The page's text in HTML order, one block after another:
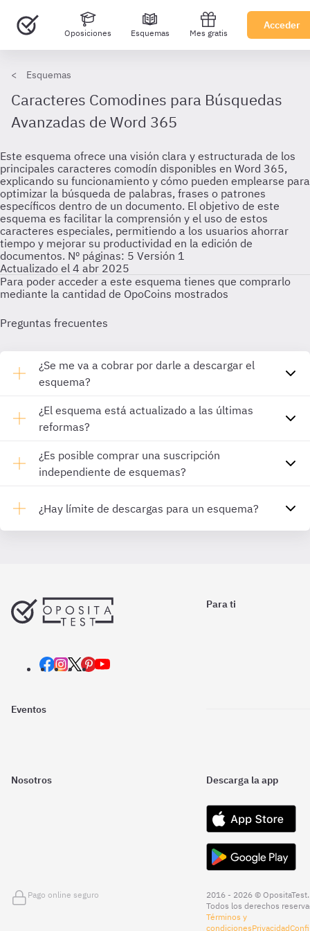
Oposiciones Esquemas Mes gratis
Acceder
Esquemas
Caracteres Comodines para Búsquedas
Avanzadas de Word 365
Este esquema ofrece una visión clara y estructurada de los
principales caracteres comodín disponibles en Word 365,
explicando su funcionamiento y cómo pueden emplearse para
optimizar la búsqueda de palabras, frases o patrones
específicos dentro de un documento. El objetivo de este
esquema es facilitar la comprensión y el uso de estos
caracteres especiales, permitiendo a los usuarios ahorrar
tiempo y mejorar su productividad en la edición de
documentos. Nº páginas: 5 Versión 1
Actualizado el 4 abr 2025
Para poder acceder a este esquema tienes que comprarlo
mediante la cantidad de OpoCoins mostrados
Preguntas frecuentes
¿Se me va a cobrar por darle a descargar el
esquema?
¿El esquema está actualizado a las últimas
reformas?
¿Es posible comprar una suscripción
independiente de esquemas?
¿Hay límite de descargas para un esquema?
Para ti
Eventos
Nosotros Descarga la app
Pago online seguro
2016 - 2026 © OpositaTest.
Todos los derechos
Términos y
condicionesPrivacidad